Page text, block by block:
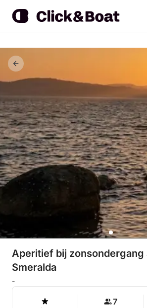
Aperitief bij zonsondergang
Smeralda
-
7